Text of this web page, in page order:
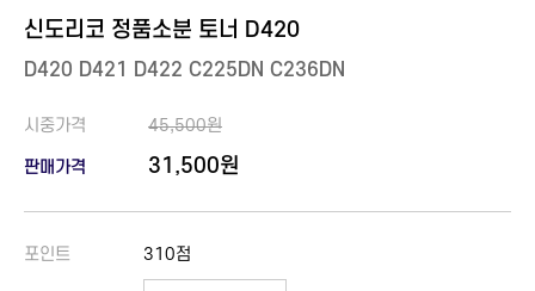
신도리코 정품소분 토너 D420
D420 D421 D422 C225DN C236DN
시중가격 45,500원
판매가격 31,500원
포인트 310점